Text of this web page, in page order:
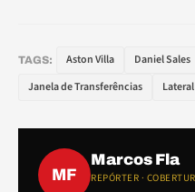
TAGS: Aston Villa Daniel Sales
Janela de Transferências
MF
Marcos Fla
REPÓRTER ·